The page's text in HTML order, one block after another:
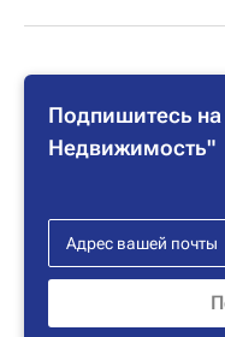
Подпишитесь
Недвижимость"